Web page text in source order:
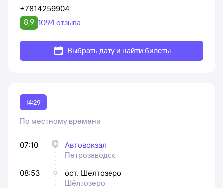
+7814259904
8,9 1094 отзыва
Выбрать дату и найти билеты
14:29
По местному времени
07:10
Автовокзал
Петрозаводск
08:53
ост. Шелтозеро
Шёлтозеро